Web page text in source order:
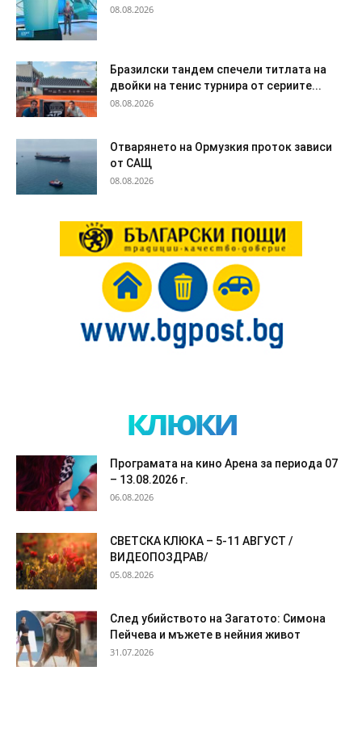
08.08.2026
Бразилски тандем спечели титлата на
двойки на тенис турнира от сериите...
08.08.2026
Отварянето на Ормузкия проток зависи
от САЩ
08.08.2026
клюки
Програмата на кино Арена за периода 07
– 13.08.2026 г.
06.08.2026
СВЕТСКА КЛЮКА – 5-11 АВГУСТ /
ВИДЕОПОЗДРАВ/
05.08.2026
След убийството на Загатото: Симона
Пейчева и мъжете в нейния живот
31.07.2026